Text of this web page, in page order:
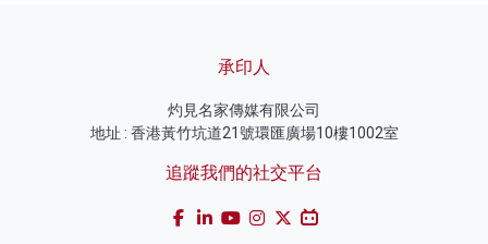
承印人
灼見名家傳媒有限公司
地址 : 香港黃竹坑道21號環匯廣場10樓1002室
追蹤我們的社交平台